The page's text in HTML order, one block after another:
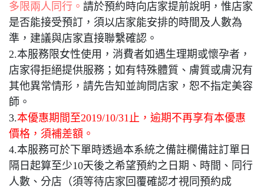
多限兩人同行。 請於預約時向店家提前說明，惟店家
是否能接受預訂，須以店家能安排的時間及人數為
準，建議與店家直接聯繫確認。
2.本服務限女性使用，消費者如遇生理期或懷孕者，
店家得拒絕提供服務；如有特殊體質、膚質或膚況有
其他異常情形，請先告知並詢問店家，恕不指定美容
師。
3.本優惠期間至2019/10/31止，逾期不再享有本優惠
價格，須補差額。
4.本服務可於下單時透過本系統之備註欄備註訂單日
隔日起算至少10天後之希望預約之日期、時間、同行
人數、分店（須等待店家回覆確認才視同預約成